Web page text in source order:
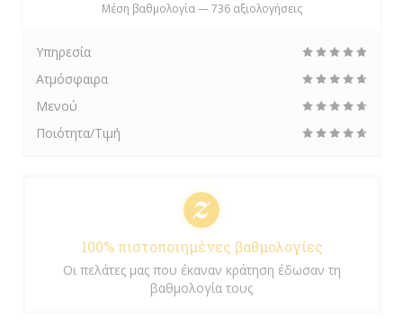
Μέση βαθμολογία —736 αξιολογήσεις
Υπηρεσία
Ατμόσφαιρα
Μενού
Ποιότητα/Τιμή
100% πιστοποιημένες βαθμολογίες
Οι πελάτες μας που έκαναν κράτηση έδωσαν τη
βαθμολογία τους